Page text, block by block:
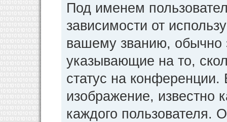
Под именем
зависимости от
вашему званию, обычно
указывающие на то,
статус на
изображение, известно
каждого пользователя.